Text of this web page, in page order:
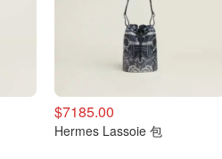
$7185.00
Hermes Lassoie 包